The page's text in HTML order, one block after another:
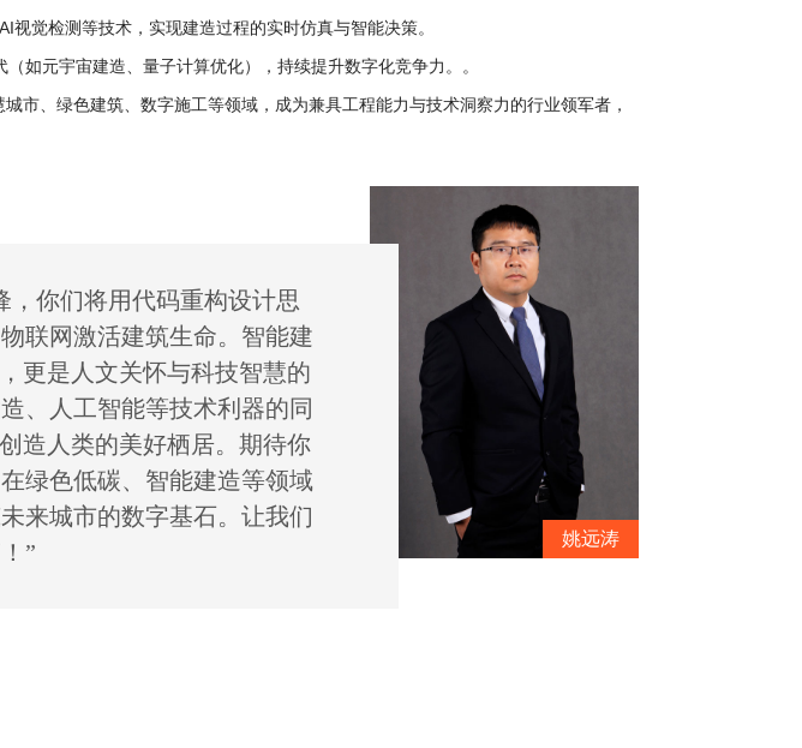
视觉检测等技术，实现建造过程的实时仿真与智能决策。
如元宇宙建造、量子计算优化），持续提升数字化竞争力。。
市、绿色建筑、数字施工等领域，成为兼具工程能力与技术洞察力的行业领军者，
，你们将用代码重构设计思
联网激活建筑生命。智能建
更是人文关怀与科技智慧的
、人工智能等技术利器的同
造人类的美好栖居。期待你
绿色低碳、智能建造等领域
来城市的数字基石。让我们
”
姚远涛